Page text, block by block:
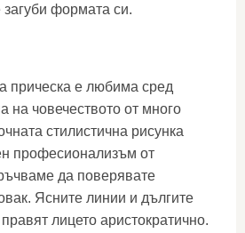
формата си.
прическа е любима сред
на човечеството от много
стилистична рисунка
професионализъм от
да поверявате
Ясните линии и дългите
лицето аристократично.